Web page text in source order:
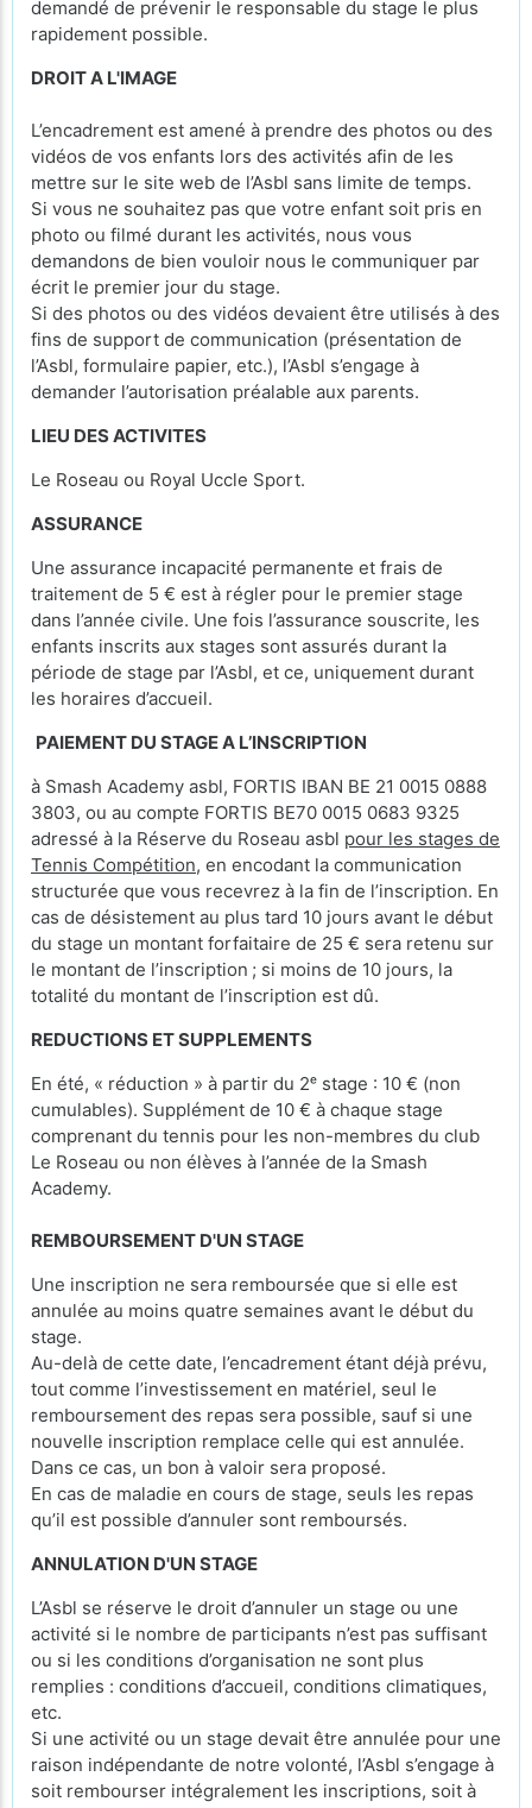
demandé de prévenir le responsable du stage le plus
rapidement possible.
DROIT A L'IMAGE
L’encadrement est amené à prendre des photos ou des
vidéos de vos enfants lors des activités afin de les
mettre sur le site web de l’Asbl sans limite de temps.
Si vous ne souhaitez pas que votre enfant soit pris en
photo ou filmé durant les activités, nous vous
demandons de bien vouloir nous le communiquer par
écrit le premier jour du stage.
Si des photos ou des vidéos devaient être utilisés à des
fins de support de communication (présentation de
l’Asbl, formulaire papier, etc.), l’Asbl s’engage à
demander l’autorisation préalable aux parents.
LIEU DES ACTIVITES
Le Roseau ou Royal Uccle Sport.
ASSURANCE
Une assurance incapacité permanente et frais de
traitement de 5 € est à régler pour le premier stage
dans l’année civile. Une fois l’assurance souscrite, les
enfants inscrits aux stages sont assurés durant la
période de stage par l’Asbl, et ce, uniquement durant
les horaires d’accueil.
PAIEMENT DU STAGE A L’INSCRIPTION
à Smash Academy asbl, FORTIS IBAN BE 21 0015 0888
3803, ou au compte FORTIS BE70 0015 0683 9325
adressé à la Réserve du Roseau asbl pour les stages de
Tennis Compétition, en encodant la communication
structurée que vous recevrez à la fin de l’inscription. En
cas de désistement au plus tard 10 jours avant le début
du stage un montant forfaitaire de 25 € sera retenu sur
le montant de l’inscription ; si moins de 10 jours, la
totalité du montant de l’inscription est dû.
REDUCTIONS ET SUPPLEMENTS
En été, « réduction » à partir du 2ᵉ stage : 10 € (non
cumulables). Supplément de 10 € à chaque stage
comprenant du tennis pour les non-membres du club
Le Roseau ou non élèves à l’année de la Smash
Academy.
REMBOURSEMENT D'UN STAGE
Une inscription ne sera remboursée que si elle est
annulée au moins quatre semaines avant le début du
stage.
Au-delà de cette date, l’encadrement étant déjà prévu,
tout comme l’investissement en matériel, seul le
remboursement des repas sera possible, sauf si une
nouvelle inscription remplace celle qui est annulée.
Dans ce cas, un bon à valoir sera proposé.
En cas de maladie en cours de stage, seuls les repas
qu’il est possible d’annuler sont remboursés.
ANNULATION D'UN STAGE
L’Asbl se réserve le droit d’annuler un stage ou une
activité si le nombre de participants n’est pas suffisant
ou si les conditions d’organisation ne sont plus
remplies : conditions d’accueil, conditions climatiques,
etc.
Si une activité ou un stage devait être annulée pour une
raison indépendante de notre volonté, l’Asbl s’engage à
soit rembourser intégralement les inscriptions, soit à